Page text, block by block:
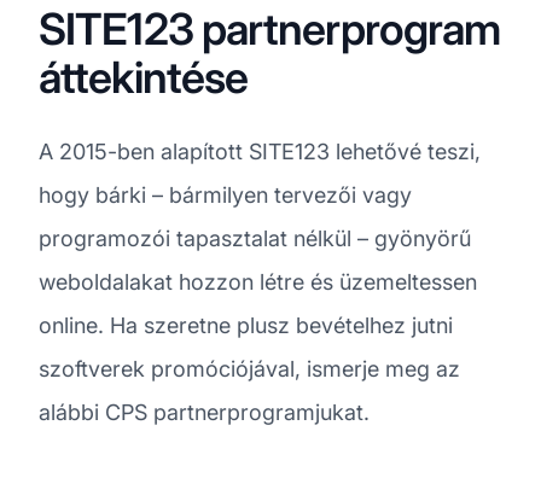
SITE123 partnerprogram
áttekintése
A 2015-ben alapított SITE123 lehetővé teszi,
hogy bárki – bármilyen tervezői vagy
programozói tapasztalat nélkül – gyönyörű
weboldalakat hozzon létre és üzemeltessen
online. Ha szeretne plusz bevételhez jutni
szoftverek promóciójával, ismerje meg az
alábbi CPS partnerprogramjukat.